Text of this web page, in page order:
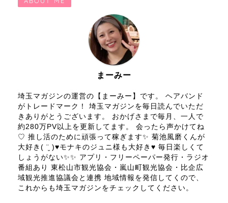
まーみー
埼玉マガジンの運営の【まーみー】です。 ヘアバンド
がトレードマーク！ 埼玉マガジンを毎日読んでいただ
きありがとうございます。 おかげさまで毎月、一人で
約280万PV以上を更新してます。 会ったら声かけてね
♡ 推し活のために頑張って稼ぎます✨ 菊池風磨くんが
大好き( ¨̮ )♥モナキのジュニ様も大好き♥ 毎日楽しくて
しょうがない✨✨ アプリ・フリーペーパー発行・ラジオ
番組あり 東松山市観光協会・嵐山町観光協会・比企広
域観光推進協議会と連携 地域情報を発信してくので、
これからも埼玉マガジンをチェックしてください。